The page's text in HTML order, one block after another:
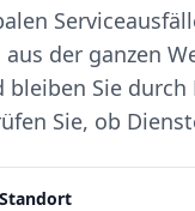
der ganzen
Sie
Sie, ob